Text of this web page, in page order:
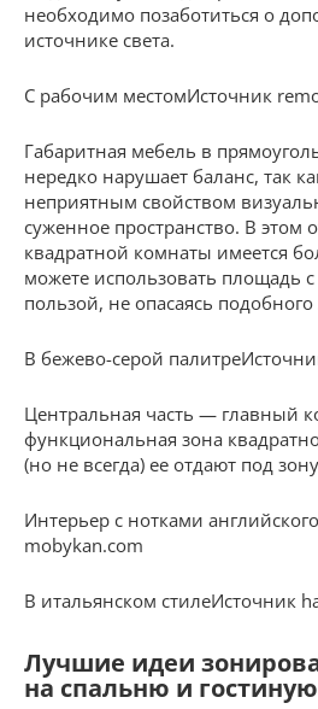
необходимо позаботиться о
источнике света.
С рабочим местомИсточник
Габаритная мебель в
нередко нарушает баланс, так
неприятным свойством
суженное пространство. В этом
квадратной комнаты имеется
можете использовать площадь
пользой, не опасаясь подобного
В бежево-серой
Центральная часть — главный
функциональная зона
(но не всегда) ее отдают под
Интерьер с нотками
mobykan.com
В итальянском стилеИсточник
Лучшие идеи
на спальню и гостиную